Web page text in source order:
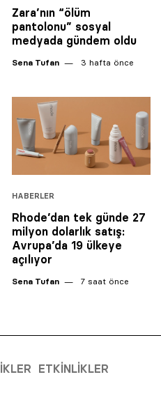
Zara’nın “ölüm
pantolonu” sosyal
medyada gündem oldu
Sena Tufan 3 hafta önce
HABERLER
Rhode’dan tek günde 27
milyon dolarlık satış:
Avrupa’da 19 ülkeye
açılıyor
Sena Tufan 7 saat önce
ETKINLIKLER